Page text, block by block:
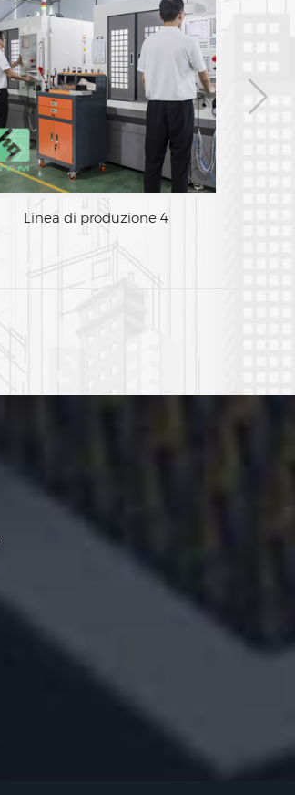
Linea di produzione 4